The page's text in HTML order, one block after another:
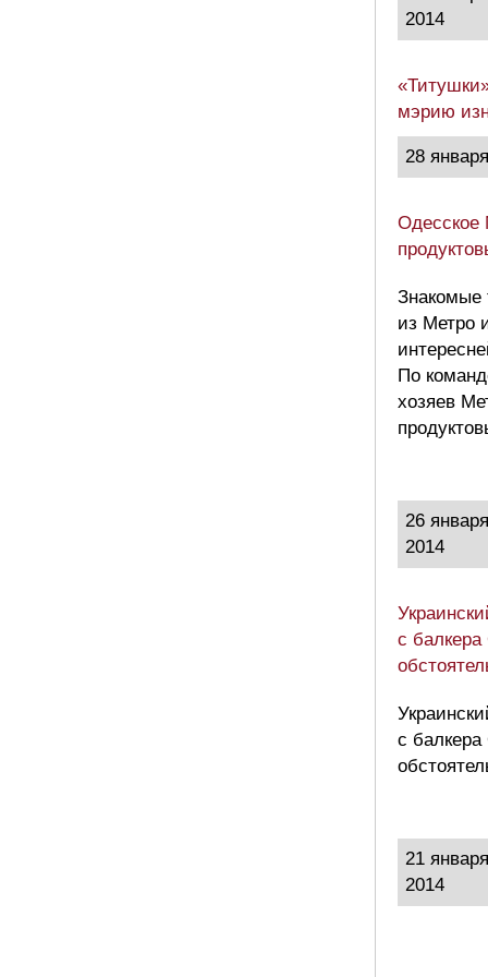
2014
мэрию
28
Одесское
Знакомые
из Метро
По
хозяев
26 января
2014
с
с
21 января
2014